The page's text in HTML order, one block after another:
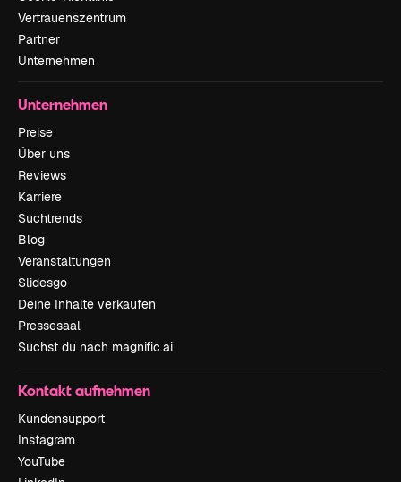
Vertrauenszentrum
Partner
Unternehmen
Unternehmen
Preise
Über uns
Reviews
Karriere
Suchtrends
Blog
Veranstaltungen
Slidesgo
Deine Inhalte verkaufen
Pressesaal
Suchst du nach magnific.ai
Kontakt aufnehmen
Kundensupport
Instagram
YouTube